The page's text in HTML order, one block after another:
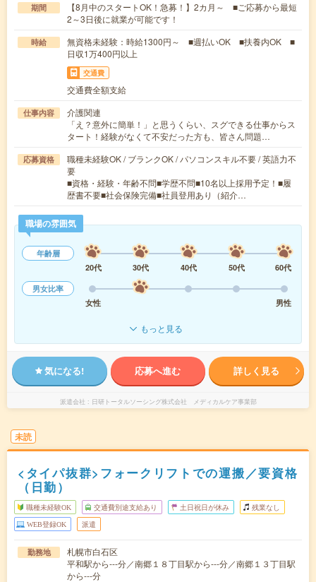
期間
【8月中のスタートOK！急募！】2カ月～ ■ご応募から最短
2～3日後に就業が可能です！
時給
無資格未経験：時給1300円～ ■週払いOK ■扶養内OK ■
日収1万400円以上
交通費
交通費全額支給
仕事内容
介護関連
「え？意外に簡単！」と思うくらい、スグできる仕事からス
タート！経験がなくて不安だった方も、皆さん問題…
応募資格
職種未経験OK / ブランクOK / パソコンスキル不要 / 英語力不
要
■資格・経験・年齢不問■学歴不問■10名以上採用予定！■履
歴書不要■社会保険完備■社員登用あり（紹介…
職場の雰囲気
年齢層
20代
30代 40代 50代
60代
男女比率
女性
男性
もっと見る
気になる! 応募へ進む 詳しく見る
派遣会社 日研トータルソーシング株式会社 メディカルケア事業部
未読
<タイパ抜群>フォークリフトでの運搬／要資格
（日勤）
職種未経験OK 交通費別途支給あり 土日祝日が休み 残業なし
WEB登録OK 派遣
勤務地
札幌市白石区
平和駅から---分／南郷１８丁目駅から---分／南郷１３丁目駅
から---分